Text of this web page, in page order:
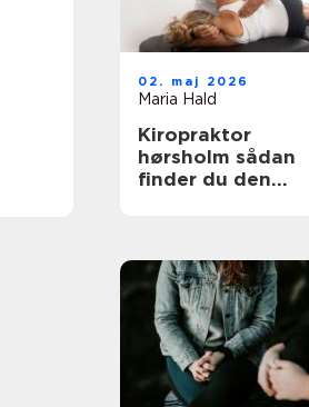
02. maj 2026
Maria Hald
Kiropraktor
hørsholm sådan
finder du den